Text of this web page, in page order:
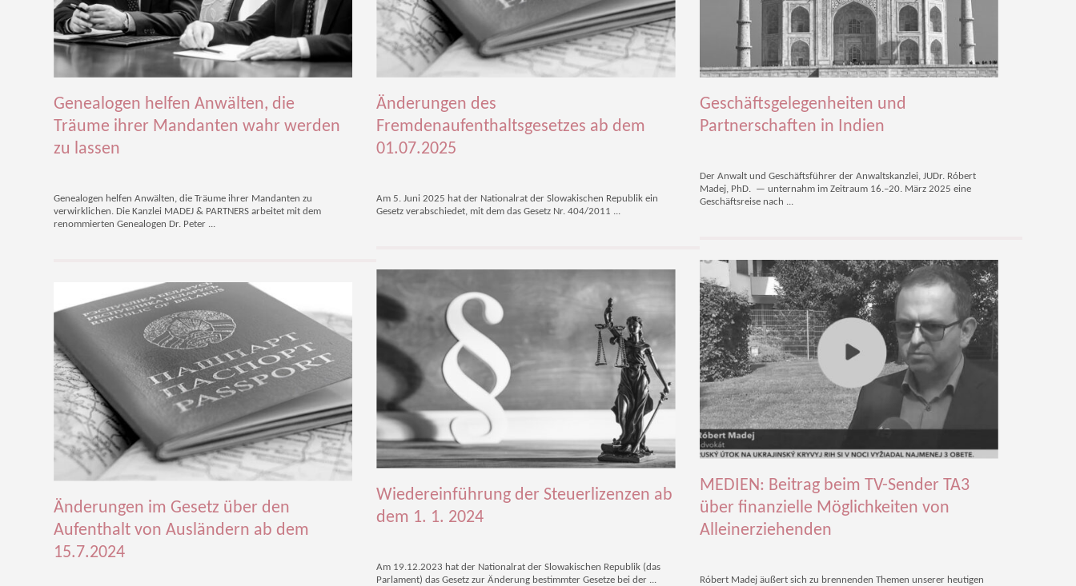
Genealogen helfen Anwälten, die
Träume ihrer Mandanten wahr werden
zu lassen
Genealogen helfen Anwälten, die Träume ihrer Mandanten zu
verwirklichen. Die Kanzlei MADEJ & PARTNERS arbeitet mit dem
renommierten Genealogen Dr. Peter ...
Änderungen des
Fremdenaufenthaltsgesetzes ab dem
01.07.2025
Am 5. Juni 2025 hat der Nationalrat der Slowakischen Republik ein
Gesetz verabschiedet, mit dem das Gesetz Nr. 404/2011 ...
Geschäftsgelegenheiten und
Partnerschaften in Indien
Der Anwalt und Geschäftsführer der Anwaltskanzlei, JUDr. Róbert
Madej, PhD. — unternahm im Zeitraum 16.–20. März 2025 eine
Geschäftsreise nach ...
MEDIEN: Beitrag beim TV-Sender TA3
über finanzielle Möglichkeiten von
Alleinerziehenden
Róbert Madej äußert sich zu brennenden Themen unserer heutigen
Wiedereinführung der Steuerlizenzen ab
dem 1. 1. 2024
Am 19.12.2023 hat der Nationalrat der Slowakischen Republik (das
Parlament) das Gesetz zur Änderung bestimmter Gesetze bei der ...
Änderungen im Gesetz über den
Aufenthalt von Ausländern ab dem
15.7.2024